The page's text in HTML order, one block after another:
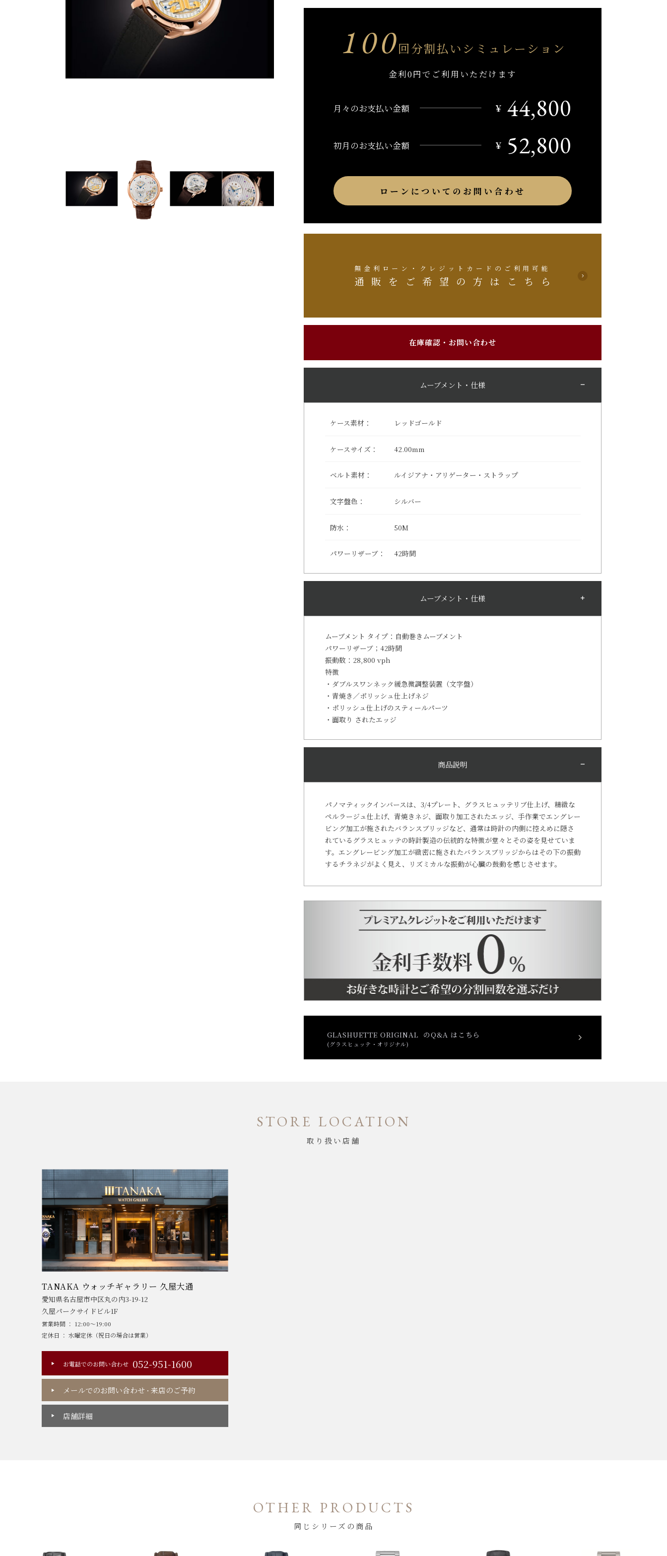
100回分割払い シミュレーション
金利0円でご利用いただけます
月々のお支払い金額 ￥ 44,800
初月のお支払い金額 ￥ 52,800
ローンについてのお問い合わせ
無金利ローン・クレジットカードのご利用可能
通販をご希望の方はこちら
在庫確認・お問い合わせ
ムーブメント・仕様
ケース素材： レッドゴールド
ケースサイズ： 42.00mm
ベルト素材： ルイジアナ・アリゲーター・ストラップ
文字盤色： シルバー
防水： 50M
パワーリザーブ： 42時間
ムーブメント・仕様
ムーブメント タイプ： 自動巻きムーブメント
パワーリザーブ； 42時間
振動数： 28,800 vph
特徴
・ダブルスワンネック緩急微調整装置（文字盤）
・青焼き／ポリッシュ仕上げネジ
・ポリッシュ仕上げのスティールパーツ
・面取り されたエッジ
商品説明
パノマティックインバースは、3/4プレート、グラスヒュッテリブ仕上げ、精緻な
ペルラージュ仕上げ、青焼きネジ、面取り加工されたエッジ、手作業でエングレー
ビング加工が施されたバランスブリッジなど、通常は時計の内側に控えめに隠さ
れているグラスヒュッテの時計製造の伝統的な特徴が堂々とその姿を見せていま
す。エングレービング加工が緻密に施されたバランスブリッジからはその下の振動
するチラネジがよく見え、リズミカルな振動が心臓の鼓動を感じさせます。
GLASHUETTE ORIGINAL のQ&A はこちら
(グラスヒュッテ・オリジナル)
STORE LOCATION
取り扱い店舗
TANAKA ウォッチギャラリー 久屋大通
愛知県名古屋市中区丸の内3-19-12
久屋パークサイドビル1F
営業時間 ： 12:00～19:00
定休日 ： 水曜定休（祝日の場合は営業）
お電話でのお問い合わせ 052-951-1600
メールでのお問い合わせ・ 来店のご予約
店舗詳細
OTHER PRODUCTS
同じシリーズの商品